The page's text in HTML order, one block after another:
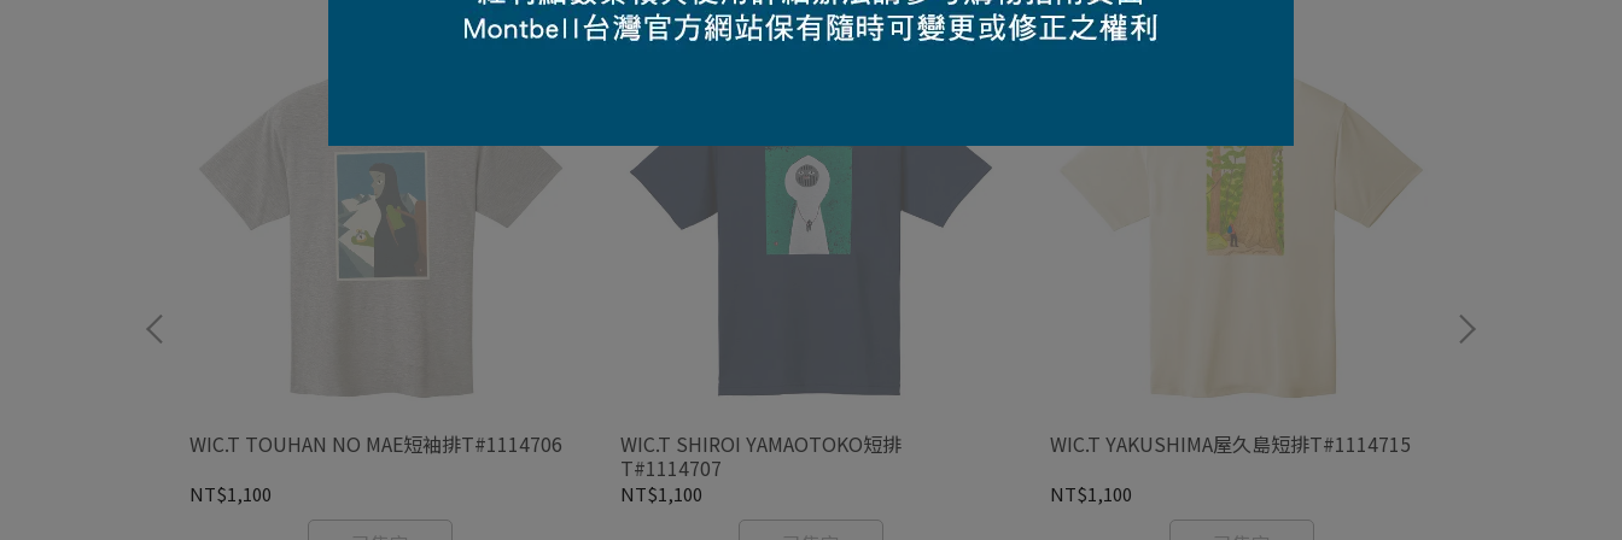
WIC.T TOUHAN NO MAE短袖排T#1114706
NT$1,100
WIC.T SHIROI YAMAOTOKO短排
T#1114707
NT$1,100
WIC.T YAKUSHIMA屋久島短排T#1114715
NT$1,100